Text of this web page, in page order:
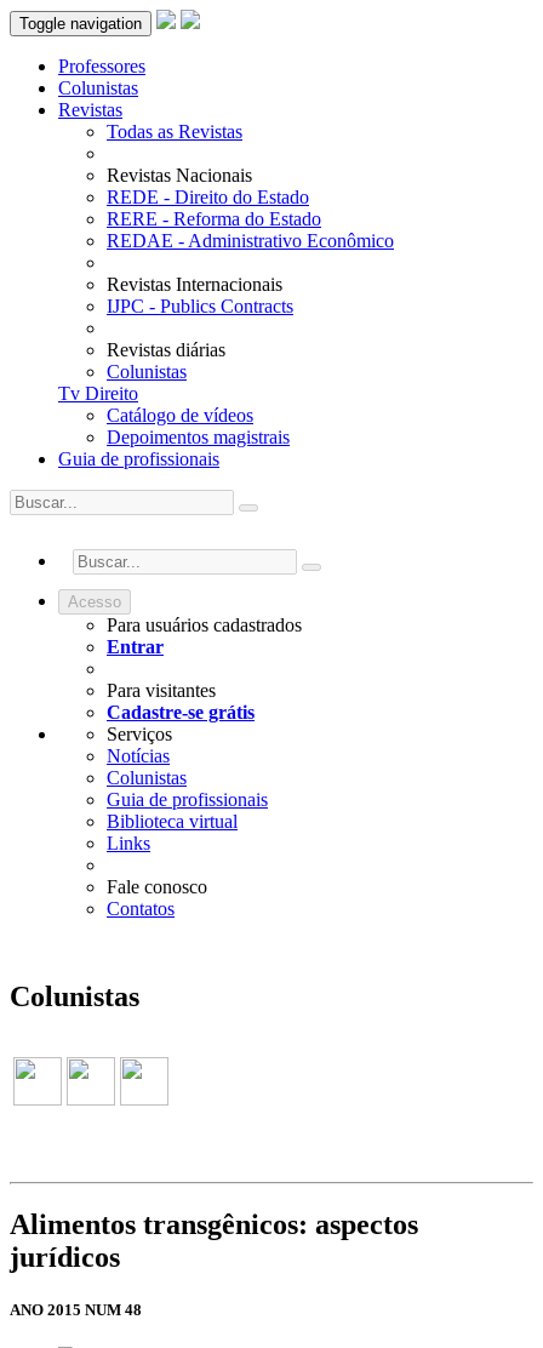
Toggle navigation
Professores
Colunistas
Revistas
Todas as Revistas
Revistas Nacionais
REDE - Direito do Estado
RERE - Reforma do Estado
REDAE - Administrativo Econômico
Revistas Internacionais
IJPC - Publics Contracts
Revistas diárias
Colunistas
Tv Direito
Catálogo de vídeos
Depoimentos magistrais
Guia de profissionais
Acesso
Para usuários cadastrados
Entrar
Para visitantes
Cadastre-se grátis
Serviços
Notícias
Colunistas
Guia de profissionais
Biblioteca virtual
Links
Fale conosco
Contatos
Colunistas
Alimentos transgênicos: aspectos
jurídicos
ANO 2015 NUM 48